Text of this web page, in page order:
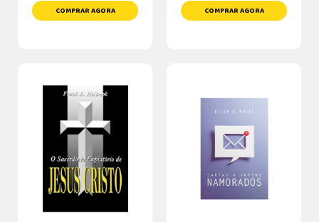
COMPRAR AGORA COMPRAR AGORA